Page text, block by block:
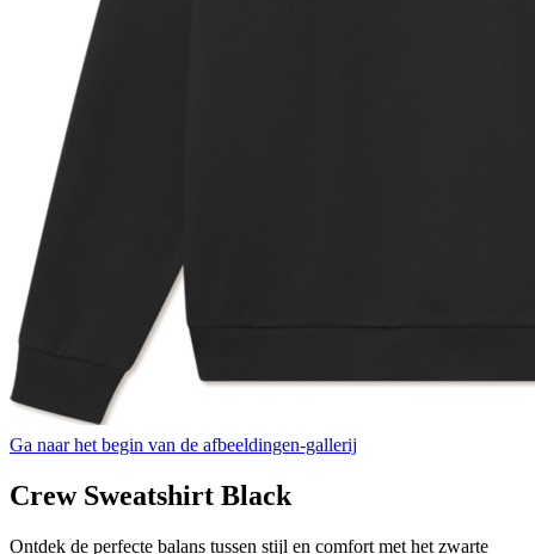
Ga naar het begin van de afbeeldingen-gallerij
Crew Sweatshirt Black
Ontdek de perfecte balans tussen stijl en comfort met het zwarte